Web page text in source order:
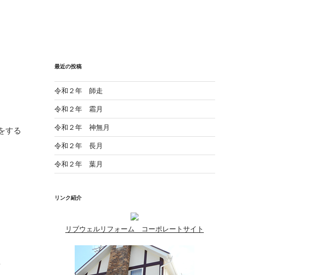
する
最近の投稿
令和２年 師走
令和２年 霜月
令和２年 神無月
令和２年 長月
令和２年 葉月
リンク紹介
リブウェルリフォーム コーポレートサイト